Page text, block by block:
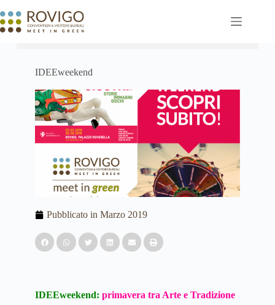
IDEEweekend
Pubblicato in Marzo 2019
IDEEweekend: primavera tra Arte e Tradizione